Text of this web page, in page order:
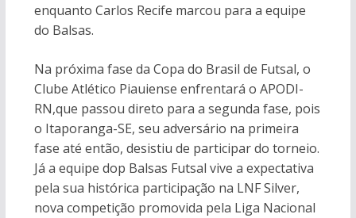
enquanto Carlos Recife marcou para a equipe
do Balsas.
Na próxima fase da Copa do Brasil de Futsal, o
Clube Atlético Piauiense enfrentará o APODI-
RN,que passou direto para a segunda fase, pois
o Itaporanga-SE, seu adversário na primeira
fase até então, desistiu de participar do torneio.
Já a equipe dop Balsas Futsal vive a expectativa
pela sua histórica participação na LNF Silver,
nova competição promovida pela Liga Nacional